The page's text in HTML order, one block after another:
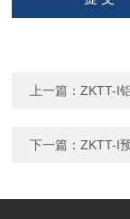
上一篇：ZKTT-I
下一篇：ZKTT-I